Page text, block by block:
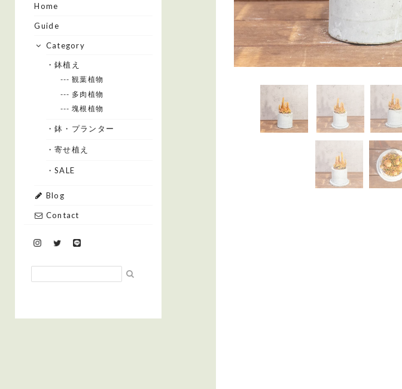
Home
Guide
Category
・鉢植え
--- 観葉植物
--- 多肉植物
--- 塊根植物
・鉢・プランター
・寄せ植え
・SALE
Blog
Contact